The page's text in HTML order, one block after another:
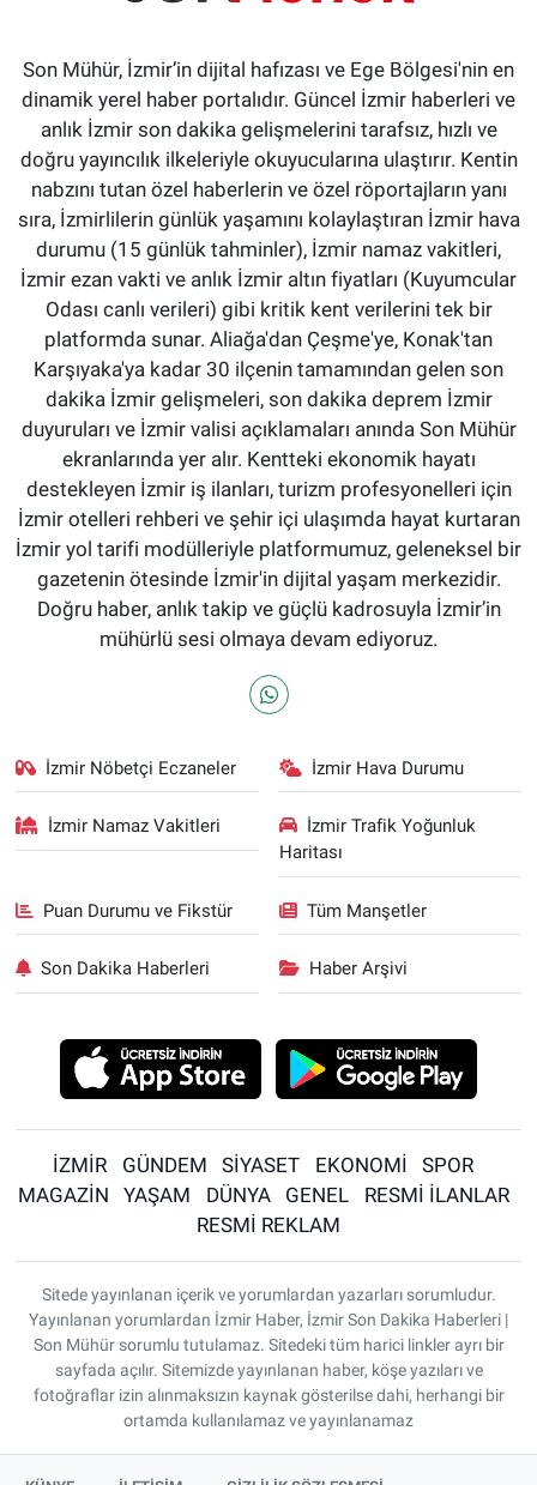
Son Mühür, İzmir’in dijital hafızası ve Ege Bölgesi'nin en
dinamik yerel haber portalıdır. Güncel İzmir haberleri ve
anlık İzmir son dakika gelişmelerini tarafsız, hızlı ve
doğru yayıncılık ilkeleriyle okuyucularına ulaştırır. Kentin
nabzını tutan özel haberlerin ve özel röportajların yanı
sıra, İzmirlilerin günlük yaşamını kolaylaştıran İzmir hava
durumu (15 günlük tahminler), İzmir namaz vakitleri,
İzmir ezan vakti ve anlık İzmir altın fiyatları (Kuyumcular
Odası canlı verileri) gibi kritik kent verilerini tek bir
platformda sunar. Aliağa'dan Çeşme'ye, Konak'tan
Karşıyaka'ya kadar 30 ilçenin tamamından gelen son
dakika İzmir gelişmeleri, son dakika deprem İzmir
duyuruları ve İzmir valisi açıklamaları anında Son Mühür
ekranlarında yer alır. Kentteki ekonomik hayatı
destekleyen İzmir iş ilanları, turizm profesyonelleri için
İzmir otelleri rehberi ve şehir içi ulaşımda hayat kurtaran
İzmir yol tarifi modülleriyle platformumuz, geleneksel bir
gazetenin ötesinde İzmir'in dijital yaşam merkezidir.
Doğru haber, anlık takip ve güçlü kadrosuyla İzmir’in
mühürlü sesi olmaya devam ediyoruz.
İzmir Nöbetçi Eczaneler İzmir Hava Durumu
İzmir Namaz Vakitleri
İzmir Trafik Yoğunluk
Haritası
Puan Durumu ve Fikstür Tüm Manşetler
Son Dakika Haberleri Haber Arşivi
İZMİR GÜNDEM SİYASET EKONOMİ
SPOR
MAGAZİN
YAŞAM DÜNYA GENEL
RESMİ İLANLAR
RESMİ REKLAM
Sitede yayınlanan içerik ve yorumlardan yazarları sorumludur.
Yayınlanan yorumlardan İzmir Haber, İzmir Son Dakika Haberleri |
Son Mühür sorumlu tutulamaz. Sitedeki tüm harici linkler ayrı bir
sayfada açılır. Sitemizde yayınlanan haber, köşe yazıları ve
fotoğraflar izin alınmaksızın kaynak gösterilse dahi, herhangi bir
ortamda kullanılamaz ve yayınlanamaz